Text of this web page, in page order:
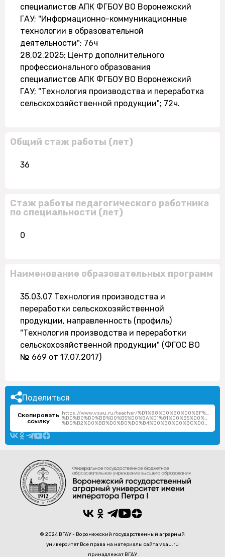
специалистов АПК ФГБОУ ВО Воронежский
ГАУ; "Информационно-коммуникационные
технологии в образовательной
деятельности"; 76ч
28.02.2025; Центр дополнительного
профессионального образования
специалистов АПК ФГБОУ ВО Воронежский
ГАУ; "Технология производства и переработка
сельскохозяйственной продукции"; 72ч.
Общий стаж работы (лет)
36
Стаж работы педагогического работника
по специальности (лет)
0
Наименование образовательных программ
35.03.07 Технология производства и
переработки сельскохозяйственной
продукции, направленность (профиль)
"Технология производства и переработки
сельскохозяйственной продукции" (ФГОС ВО
№ 669 от 17.07.2017)
Поделиться
Скопировать
ссылку
https://www.vsau.ru/teacher/
%D0%B0%D0%BB%D0%B5%D0%BA%D1%81%D0%B5%D0%B9-
%D0%B2%D0%BB%D0%B0%D0%B4%D0%B8%D0%BC%D0%B8%D1%80%D0%BE%D0%B2%D0%B8%D1%87/
© 2024 ВГАУ - Воронежский государственный аграрный
университет Все права на материалы сайта vsau.ru
принадлежат ВГАУ